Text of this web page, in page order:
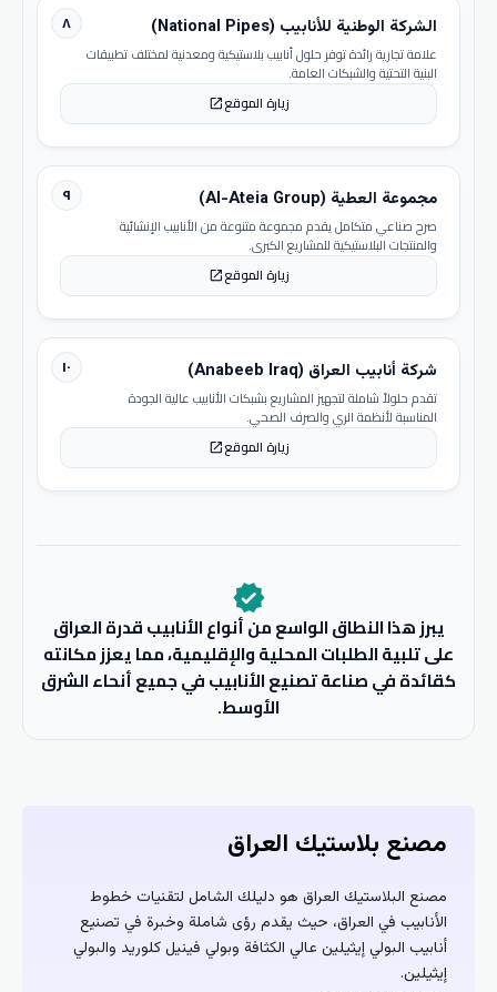
٨ الشركة الوطنية للأنابيب (National Pipes)
علامة تجارية رائدة توفر حلول أنابيب بلاستيكية ومعدنية لمختلف تطبيقات
البنية التحتية والشبكات العامة.
زيارة الموقعopen_in_new
٩ مجموعة العطية (Al-Ateia Group)
صرح صناعي متكامل يقدم مجموعة متنوعة من الأنابيب الإنشائية
والمنتجات البلاستيكية للمشاريع الكبرى.
زيارة الموقعopen_in_new
١٠ شركة أنابيب العراق (Anabeeb Iraq)
تقدم حلولاً شاملة لتجهيز المشاريع بشبكات الأنابيب عالية الجودة
المناسبة لأنظمة الري والصرف الصحي.
زيارة الموقعopen_in_new
verified
يبرز هذا النطاق الواسع من أنواع الأنابيب قدرة العراق
على تلبية الطلبات المحلية والإقليمية، مما يعزز مكانته
كقائدة في صناعة تصنيع الأنابيب في جميع أنحاء الشرق
الأوسط.
مصنع بلاستيك العراق
مصنع البلاستيك العراق هو دليلك الشامل لتقنيات خطوط
الأنابيب في العراق، حيث يقدم رؤى شاملة وخبرة في تصنيع
أنابيب البولي إيثيلين عالي الكثافة وبولي فينيل كلوريد والبولي
إيثيلين.